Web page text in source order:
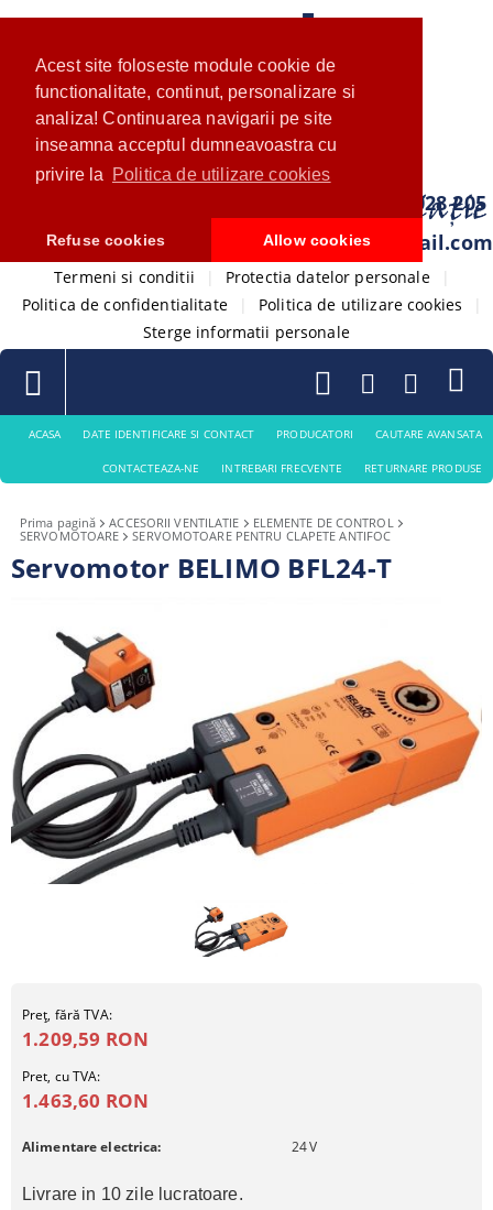
Acest site foloseste module cookie de
functionalitate, continut, personalizare si
analiza! Continuarea navigarii pe site
inseamna acceptul dumneavoastra cu
privire la
Politica de utilizare cookies
Refuse cookies Allow cookies
0733 028 205
com.ventistore@gmail.com
Termeni si conditii Protectia datelor personale
Politica de confidentialitate
Politica de utilizare cookies
Sterge informatii personale
ACASA DATE IDENTIFICARE SI CONTACT PRODUCATORI CAUTARE AVANSATA
CONTACTEAZA-NE INTREBARI FRECVENTE RETURNARE PRODUSE
Prima pagină ACCESORII VENTILATIE
ELEMENTE DE CONTROL
SERVOMOTOARE
SERVOMOTOARE PENTRU CLAPETE ANTIFOC
Servomotor BELIMO BFL24-T
Preţ, fără TVA:
1.209,59 RON
Pret, cu TVA:
1.463,60 RON
Alimentare electrica: 24V
Livrare in 10 zile lucratoare.